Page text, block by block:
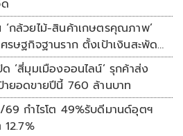
กล้วยไม้-สินค้าเกษตรคุณภาพ’
รษฐกิจฐานราก ตั้งเป้าเงินสะพัด
‘สี่มุมเมืองออนไลน์’ รุกค้าส่ง
ยอดขายปีนี้ 760 ล้านบาท
69 กำไรโต 49%รับดีมานด์อุตฯ
12.7%